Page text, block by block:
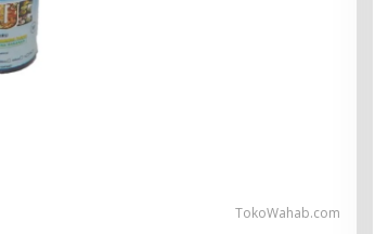
TokoWahab.com